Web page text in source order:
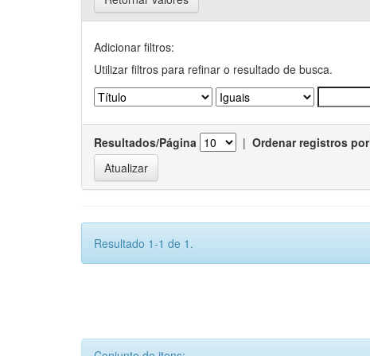
Adicionar filtros:
Utilizar filtros para refinar o resultado de busca.
Resultados/Página | Ordenar registros por
Resultado 1-1 de 1.